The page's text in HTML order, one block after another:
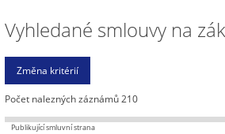
Vyhledané smlouvy na
Počet nalezných záznámů 210